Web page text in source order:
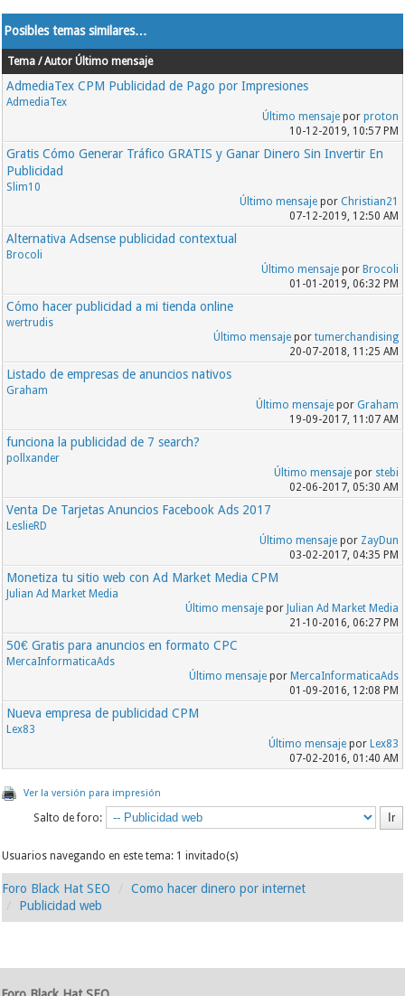
Posibles temas similares…
Tema / Autor Último mensaje
AdmediaTex CPM Publicidad de Pago por Impresiones
AdmediaTex
Último mensajepor proton
10-12-2019, 10:57 PM
Gratis Cómo Generar Tráfico GRATIS y Ganar Dinero Sin Invertir En
Publicidad
Slim10
Último mensajepor Christian21
07-12-2019, 12:50 AM
Alternativa Adsense publicidad contextual
Brocoli
Último mensajepor Brocoli
01-01-2019, 06:32 PM
Cómo hacer publicidad a mi tienda online
wertrudis
Último mensajepor tumerchandising
20-07-2018, 11:25 AM
Listado de empresas de anuncios nativos
Graham
Último mensajepor Graham
19-09-2017, 11:07 AM
funciona la publicidad de 7 search?
pollxander
Último mensajepor stebi
02-06-2017, 05:30 AM
Venta De Tarjetas Anuncios Facebook Ads 2017
LeslieRD
Último mensajepor ZayDun
03-02-2017, 04:35 PM
Monetiza tu sitio web con Ad Market Media CPM
Julian Ad Market Media
Último mensajepor Julian Ad Market Media
21-10-2016, 06:27 PM
50€ Gratis para anuncios en formato CPC
MercaInformaticaAds
Último mensajepor MercaInformaticaAds
01-09-2016, 12:08 PM
Nueva empresa de publicidad CPM
Lex83
Último mensajepor Lex83
07-02-2016, 01:40 AM
Ver la versión para impresión
Salto de foro:
Usuarios navegando en este tema: 1 invitado(s)
Foro Black Hat SEO
Como hacer dinero por internet
Publicidad web